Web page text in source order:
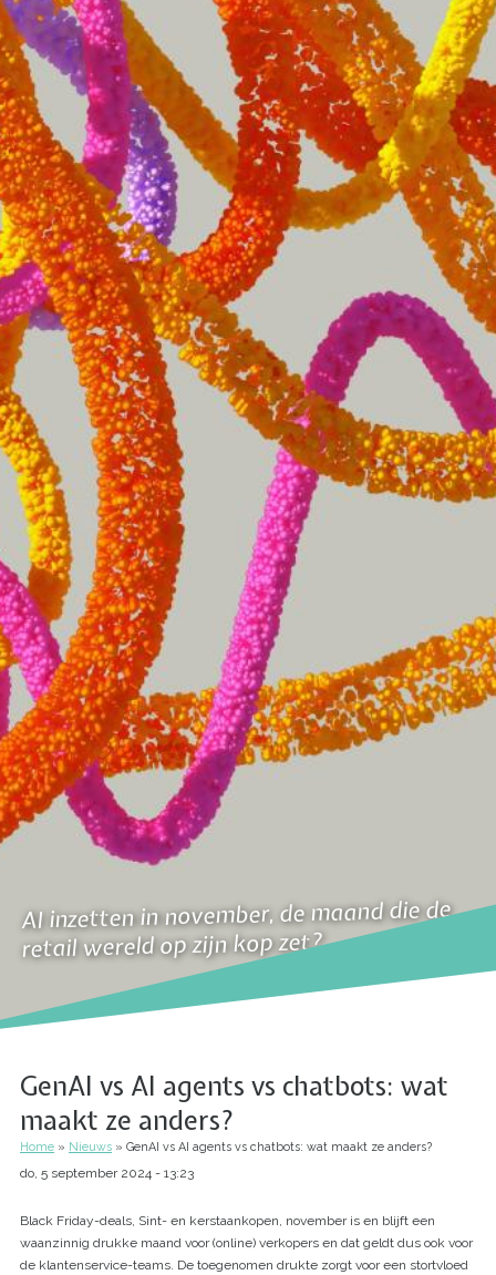
AI inzetten in november, de maand die de
retail wereld op zijn kop zet?
GenAI vs AI agents vs chatbots: wat
maakt ze anders?
Kruimelpad
Home Nieuws GenAI vs AI agents vs chatbots: wat maakt ze anders?
do, 5 september 2024 - 13:23
Black Friday-deals, Sint- en kerstaankopen, november is en blijft een
waanzinnig drukke maand voor (online) verkopers en dat geldt dus ook voor
de klantenservice-teams. De toegenomen drukte zorgt voor een stortvloed